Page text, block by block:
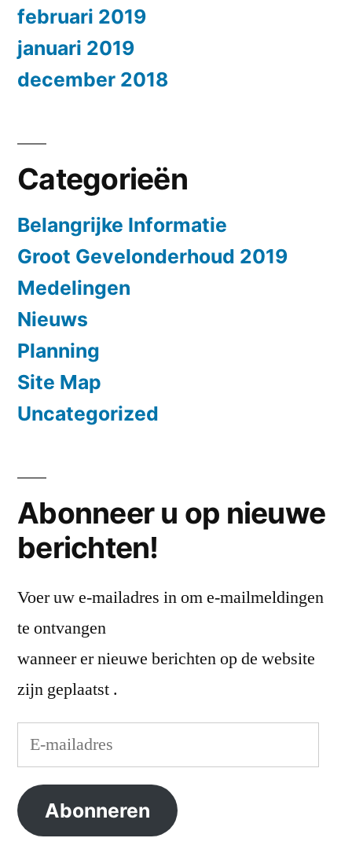
februari 2019
januari 2019
december 2018
Categorieën
Belangrijke Informatie
Groot Gevelonderhoud 2019
Medelingen
Nieuws
Planning
Site Map
Uncategorized
Abonneer u op nieuwe
berichten!
Voer uw e-mailadres in om e-mailmeldingen
te ontvangen
wanneer er nieuwe berichten op de website
zijn geplaatst .
E-
mailadres
Abonneren